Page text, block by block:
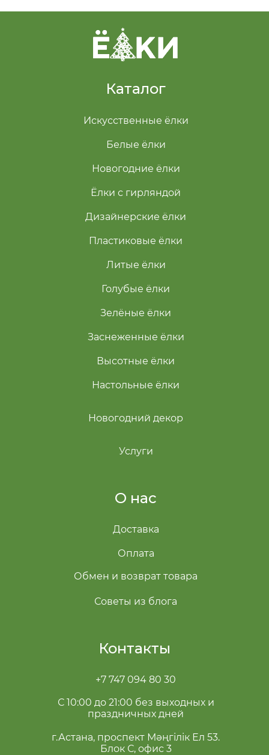
О нас
Каталог
Контакты
Искусственные ёлки
Белые ёлки
Голубые ёлки
Зелёные ёлки
Доставка
Оплата
Обмен и возврат товара
Заснеженные ёлки
+7 747 094 80 30
С 10:00 до 21:00 без выходных и
праздничных дней
Советы из блога
г.Астана, проспект Мәңгілік Ел 53.
Блок С, офис 3
Новогодние ёлки
Ёлки с гирляндой
Дизайнерские ёлки
Пластиковые ёлки
Литые ёлки
Высотные ёлки
Настольные ёлки
Услуги
Новогодний декор